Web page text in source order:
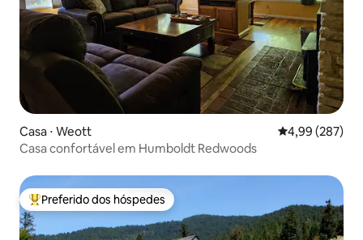
Casa ⋅ Weott 4,99 de uma
4,99 (287)
Casa confortável em Humboldt Redwoods
Entre os melhores preferidos dos hóspedes
Preferido dos hóspedes